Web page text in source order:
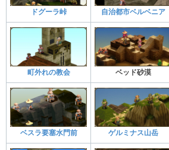
ドグーラ峠 自治都市ベルベニア
町外れの教会 ベッド砂漠
ベスラ要塞水門前 ゲルミナス山岳